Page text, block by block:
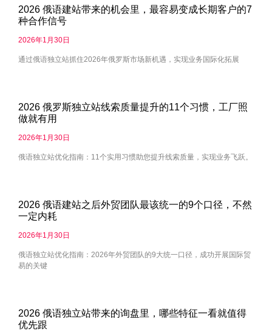
2026 俄语建站带来的机会里，最容易变成长期客户的7
种合作信号
2026年1月30日
通过俄语独立站抓住2026年俄罗斯市场新机遇，实现业务国际化拓展
2026 俄罗斯独立站线索质量提升的11个习惯，工厂照
做就有用
2026年1月30日
俄语独立站优化指南：11个实用习惯助您提升线索质量，实现业务飞跃。
2026 俄语建站之后外贸团队最该统一的9个口径，不然
一定内耗
2026年1月30日
俄语独立站优化指南：2026年外贸团队的9大统一口径，成功开展国际贸
易的关键
2026 俄语独立站带来的询盘里，哪些特征一看就值得
优先跟